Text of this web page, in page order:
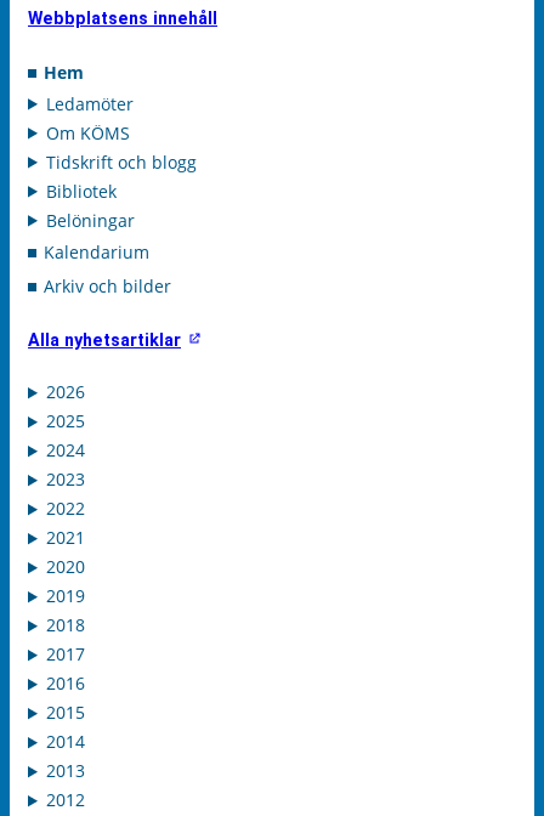
Webbplatsens innehåll
Hem
Ledamöter
Om KÖMS
Tidskrift och blogg
Bibliotek
Belöningar
Kalendarium
Arkiv och bilder
Alla nyhetsartiklar
2026
2025
2024
2023
2022
2021
2020
2019
2018
2017
2016
2015
2014
2013
2012